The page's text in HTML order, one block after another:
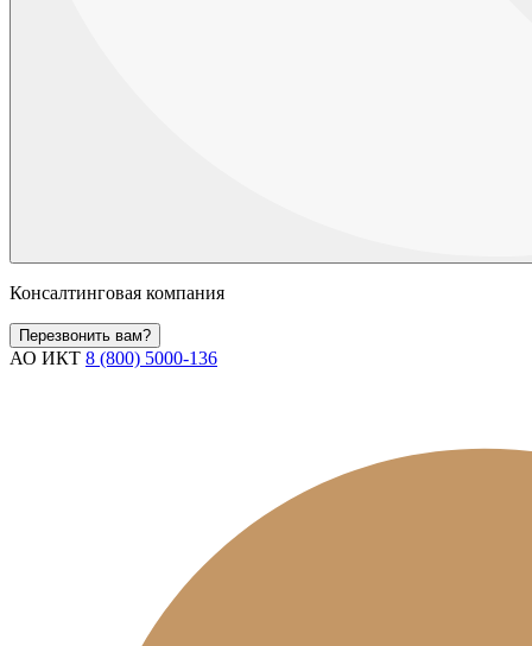
Консалтинговая компания
Перезвонить вам?
АО ИКТ 8 (800) 5000-136